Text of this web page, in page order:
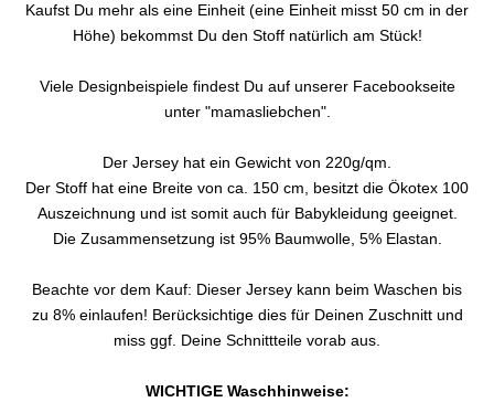
Kaufst Du mehr als eine Einheit (eine Einheit misst 50 cm in der
Höhe) bekommst Du den Stoff natürlich am Stück!
Viele Designbeispiele findest Du auf unserer Facebookseite
unter "mamasliebchen".
Der Jersey hat ein Gewicht von 220g/qm.
Der Stoff hat eine Breite von ca. 150 cm, besitzt die Ökotex 100
Auszeichnung und ist somit auch für Babykleidung geeignet.
Die Zusammensetzung ist 95% Baumwolle, 5% Elastan.
Beachte vor dem Kauf: Dieser Jersey kann beim Waschen bis
zu 8% einlaufen! Berücksichtige dies für Deinen Zuschnitt und
miss ggf. Deine Schnittteile vorab aus.
WICHTIGE Waschhinweise: